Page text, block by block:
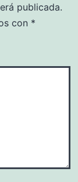
publicada.
con *